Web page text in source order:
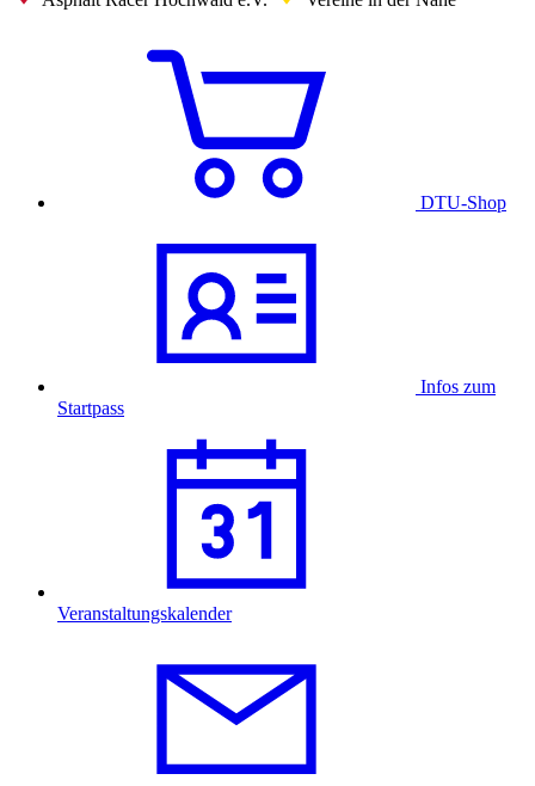
DTU-Shop
Infos zum
Startpass
Veranstaltungskalender